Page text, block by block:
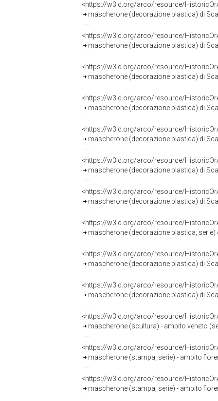
<https://w3id.org/arco/resource/
mascherone (decorazione plastica) di
<https://w3id.org/arco/resource/
mascherone (decorazione plastica) di
<https://w3id.org/arco/resource/
mascherone (decorazione plastica) di
<https://w3id.org/arco/resource/
mascherone (decorazione plastica) di
<https://w3id.org/arco/resource/
mascherone (decorazione plastica) di
<https://w3id.org/arco/resource/
mascherone (decorazione plastica) di
<https://w3id.org/arco/resource/
mascherone (decorazione plastica) di
<https://w3id.org/arco/resource/
mascherone (decorazione plastica,
<https://w3id.org/arco/resource/
mascherone (decorazione plastica) di
<https://w3id.org/arco/resource/
mascherone (decorazione plastica) di
<https://w3id.org/arco/resource/
mascherone (scultura) - ambito veneto
<https://w3id.org/arco/resource/
mascherone (stampa, serie) - ambito
<https://w3id.org/arco/resource/
mascherone (stampa, serie) - ambito